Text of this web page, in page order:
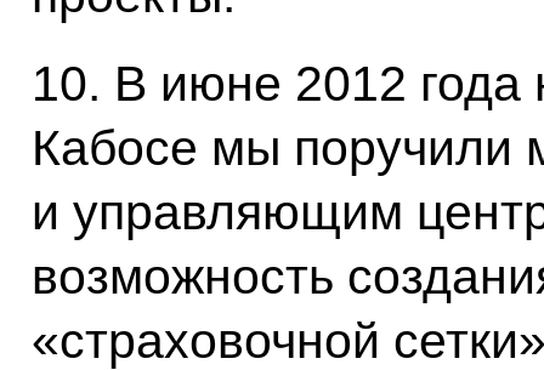
10. В июне 2012 года
Кабосе мы поручили
и управляющим
возможность
«страховочной